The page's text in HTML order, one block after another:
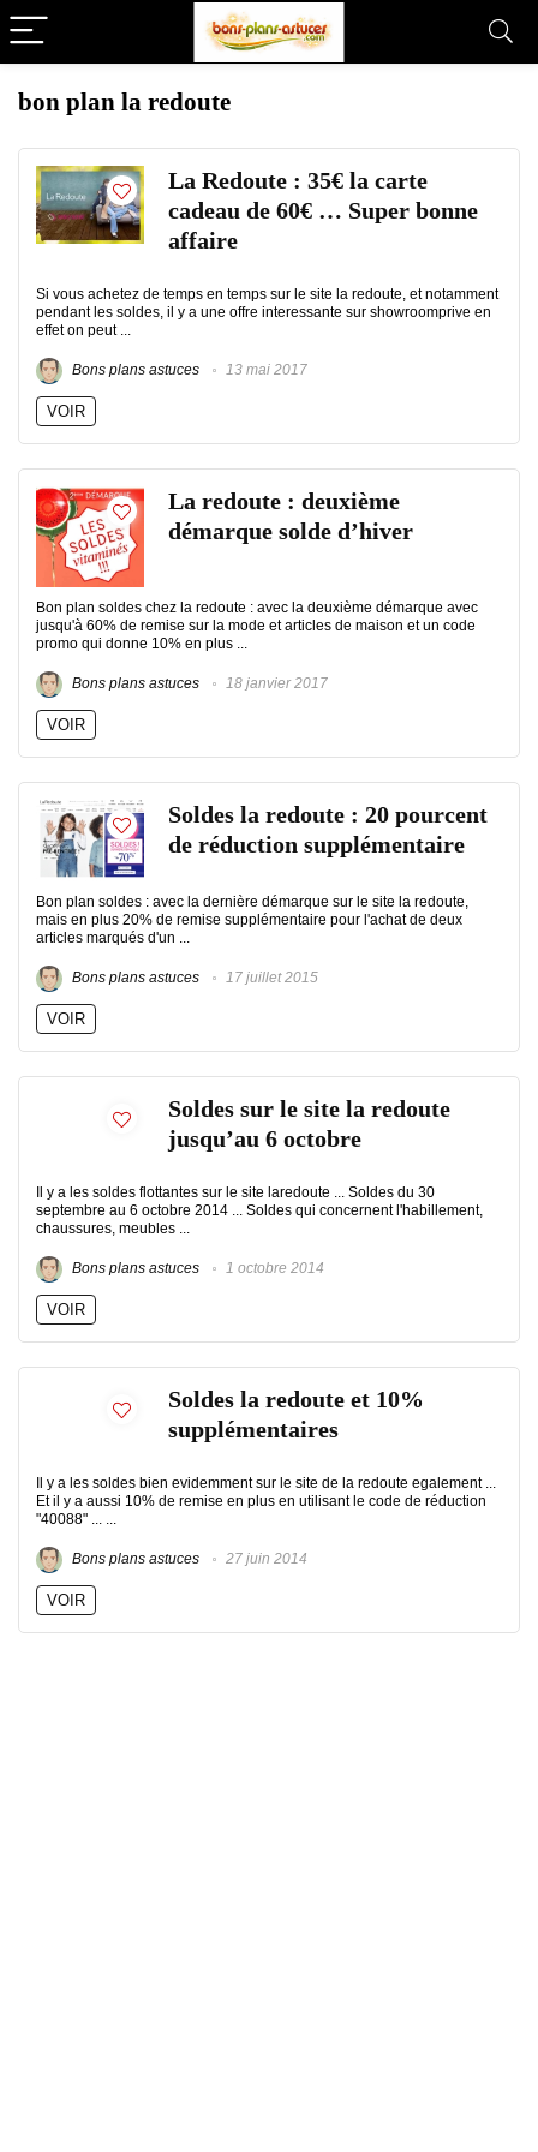
bon plan la redoute
La Redoute : 35€ la carte
cadeau de 60€ … Super bonne
affaire
Si vous achetez de temps en temps sur le site la redoute, et notamment
pendant les soldes, il y a une offre interessante sur showroomprive en
effet on peut ...
Bons plans astuces 13 mai 2017
VOIR
La redoute : deuxième
démarque solde d’hiver
Bon plan soldes chez la redoute : avec la deuxième démarque avec
jusqu'à 60% de remise sur la mode et articles de maison et un code
promo qui donne 10% en plus ...
Bons plans astuces 18 janvier 2017
VOIR
Soldes la redoute : 20 pourcent
de réduction supplémentaire
Bon plan soldes : avec la dernière démarque sur le site la redoute,
mais en plus 20% de remise supplémentaire pour l'achat de deux
articles marqués d'un ...
Bons plans astuces 17 juillet 2015
VOIR
Soldes sur le site la redoute
jusqu’au 6 octobre
Il y a les soldes flottantes sur le site laredoute ... Soldes du 30
septembre au 6 octobre 2014 ... Soldes qui concernent l'habillement,
chaussures, meubles ...
Bons plans astuces 1 octobre 2014
VOIR
Soldes la redoute et 10%
supplémentaires
Il y a les soldes bien evidemment sur le site de la redoute egalement ...
Et il y a aussi 10% de remise en plus en utilisant le code de réduction
"40088" ... ...
Bons plans astuces 27 juin 2014
VOIR